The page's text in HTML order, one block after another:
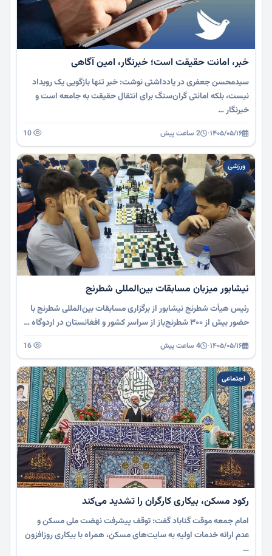
خبر، امانت حقیقت است؛ خبرنگار، امین آگاهی
سیدمحسن جعفری در یادداشتی نوشت: خبر تنها بازگویی یک رویداد
نیست، بلکه امانتی گران‌سنگ برای انتقال حقیقت به جامعه است و
خبرنگار …
۱۴۰۵/۰۵/۱۶· 2 ساعت پیش
ورزشی
نیشابور میزبان مسابقات بین‌المللی شطرنج
رئیس هیأت شطرنج نیشابور از برگزاری مسابقات بین‌المللی شطرنج با
حضور بیش از ۳۰۰ شطرنج‌باز از سراسر کشور و افغانستان در اردوگاه …
۱۴۰۵/۰۵/۱۶· 4 ساعت پیش
اجتماعی
رکود مسکن، بیکاری کارگران را تشدید می‌کند
امام جمعه موقت گناباد گفت: توقف پیشرفت نهضت ملی مسکن و
عدم ارائه خدمات اولیه به سایت‌های مسکن، همراه با بیکاری روزافزون
…